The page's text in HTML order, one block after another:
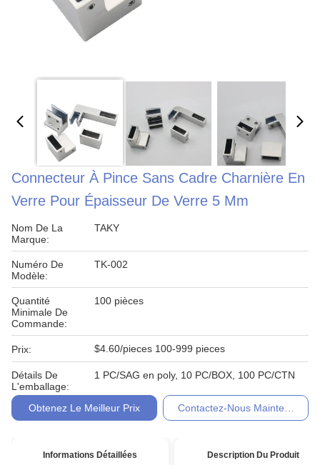
Connecteur À Pince Sans Cadre Charnière En
Verre Pour Épaisseur De Verre 5 Mm
Nom De La
Marque:
TAKY
Numéro De
Modèle:
TK-002
Quantité
Minimale De
Commande:
100 pièces
Prix: $4.60/pieces 100-999 pieces
Détails De
L'emballage:
1 PC/SAG en poly, 10 PC/BOX, 100 PC/CTN
Obtenez Le Meilleur Prix Contactez-Nous Maintenant
Informations Détaillées Description Du Produit